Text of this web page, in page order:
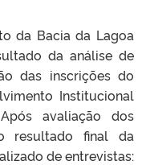
da Bacia da Lagoa
da análise de
das inscrições do
Institucional
avaliação dos
resultado final da
de entrevistas: